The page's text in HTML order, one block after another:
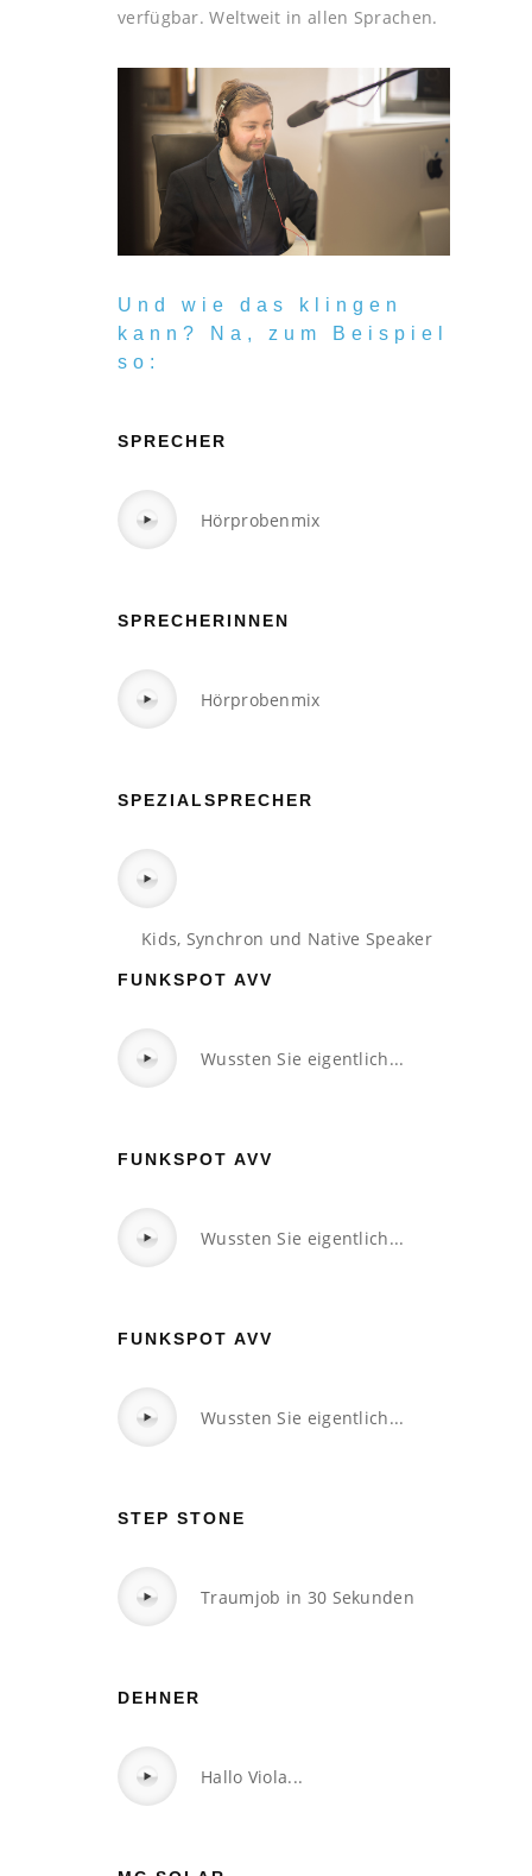
verfügbar. Weltweit in allen Sprachen.
Und wie das klingen
kann? Na, zum Beispiel
so:
SPRECHER
Hörprobenmix
SPRECHERINNEN
Hörprobenmix
SPEZIALSPRECHER
Kids, Synchron und Native Speaker
FUNKSPOT AVV
Wussten Sie eigentlich...
FUNKSPOT AVV
Wussten Sie eigentlich...
FUNKSPOT AVV
Wussten Sie eigentlich...
STEP STONE
Traumjob in 30 Sekunden
DEHNER
Hallo Viola...